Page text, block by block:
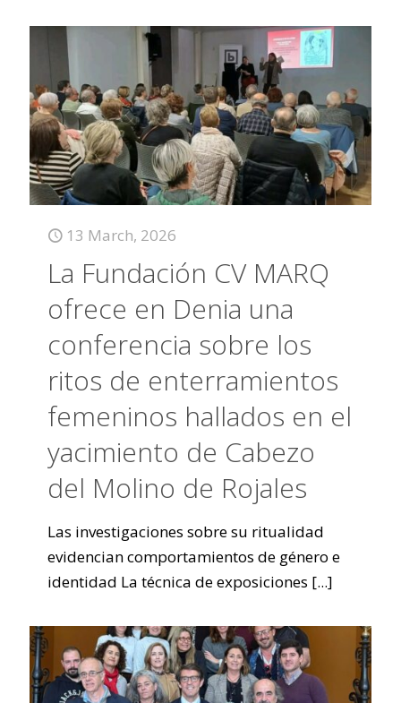
13 March, 2026
La Fundación CV MARQ
ofrece en Denia una
conferencia sobre los
ritos de enterramientos
femeninos hallados en el
yacimiento de Cabezo
del Molino de Rojales
Las investigaciones sobre su ritualidad
evidencian comportamientos de género e
identidad La técnica de exposiciones [...]